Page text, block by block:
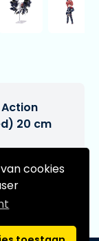
cookies
20 cm